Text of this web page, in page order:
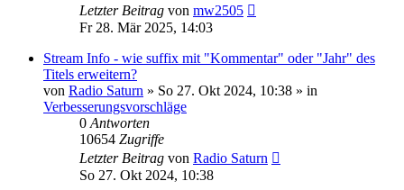
Letzter Beitrag von mw2505
Fr 28. Mär 2025, 14:03
Stream Info - wie suffix mit "Kommentar" oder "Jahr" des
Titels erweitern?
von Radio Saturn » So 27. Okt 2024, 10:38 » in
Verbesserungsvorschläge
0 Antworten
10654 Zugriffe
Letzter Beitrag von Radio Saturn
So 27. Okt 2024, 10:38